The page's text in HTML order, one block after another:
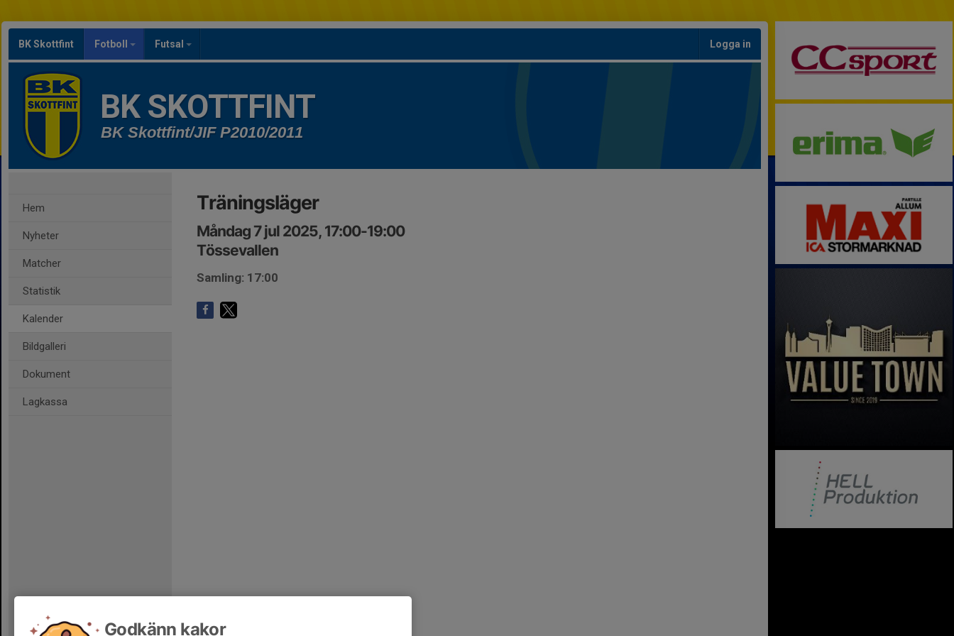
BK Skottfint Fotboll Futsal Logga in
BK SKOTTFINT
BK Skottfint/JIF P2010/2011
Hem
Nyheter
Matcher
Statistik
Kalender
Bildgalleri
Dokument
Lagkassa
Träningsläger
Måndag 7 jul 2025, 17:00-19:00
Tössevallen
Samling: 17:00
Godkänn kakor